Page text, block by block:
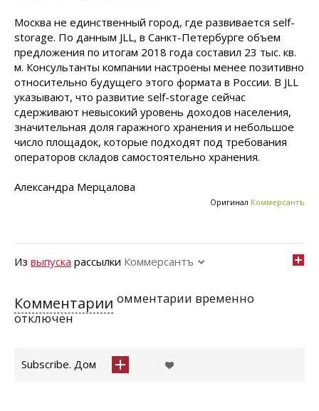
Москва не единственный город, где развивается self-
storage. По данным JLL, в Санкт-Петербурге объем
предложения по итогам 2018 года составил 23 тыс. кв.
м. Консультанты компании настроены менее позитивно
относительно будущего этого формата в России. В JLL
указывают, что развитие self-storage сейчас
сдерживают невысокий уровень доходов населения,
значительная доля гаражного хранения и небольшое
число площадок, которые подходят под требования
операторов складов самостоятельно хранения.
Александра Мерцалова
Оригинал Коммерсантъ
Из выпуска рассылки Коммерсантъ
Комментарии омментарии временно
отключен
Subscribe. Дом